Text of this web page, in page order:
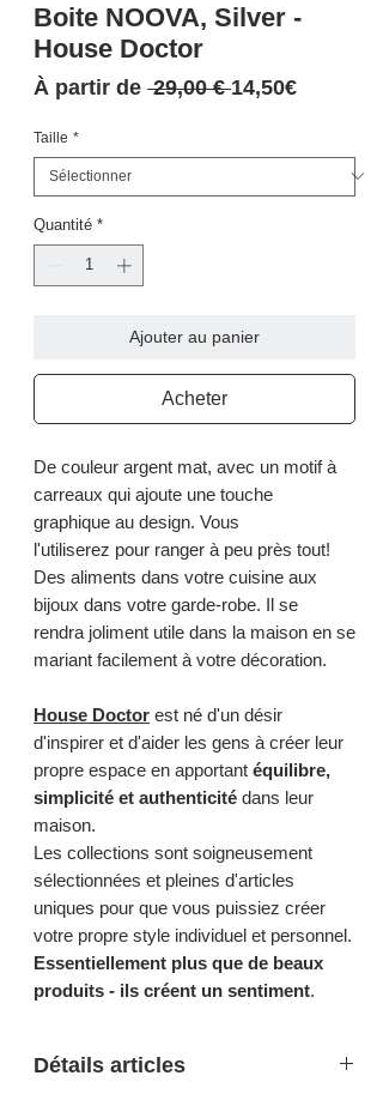
Boite NOOVA, Silver -
House Doctor
À partir de 29,00 € Prix
14,50€Prix
Taille *
Quantité *
Ajouter au panier
Acheter
De couleur argent mat, avec un motif à
carreaux qui ajoute une touche
graphique au design. Vous
l'utiliserez pour ranger à peu près tout!
Des aliments dans votre cuisine aux
bijoux dans votre garde-robe. Il se
rendra joliment utile dans la maison en se
mariant facilement à votre décoration.
House Doctor est né d'un désir
d'inspirer et d'aider les gens à créer leur
propre espace en apportant équilibre,
simplicité et authenticité dans leur
maison.
Les collections sont soigneusement
sélectionnées et pleines d'articles
uniques pour que vous puissiez créer
votre propre style individuel et personnel.
Essentiellement plus que de beaux
produits - ils créent un sentiment.
Détails articles